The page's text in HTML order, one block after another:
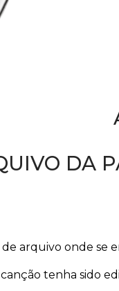
DA
arquivo onde se
tenha sido